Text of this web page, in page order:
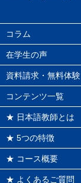
コラム
在学生の声
資料請求・無料体験
コンテンツ一覧
★ 日本語教師とは
★ 5つの特徴
★ コース概要
★ よくあるご質問